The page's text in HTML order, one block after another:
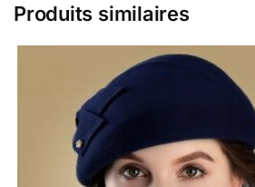
Produits similaires